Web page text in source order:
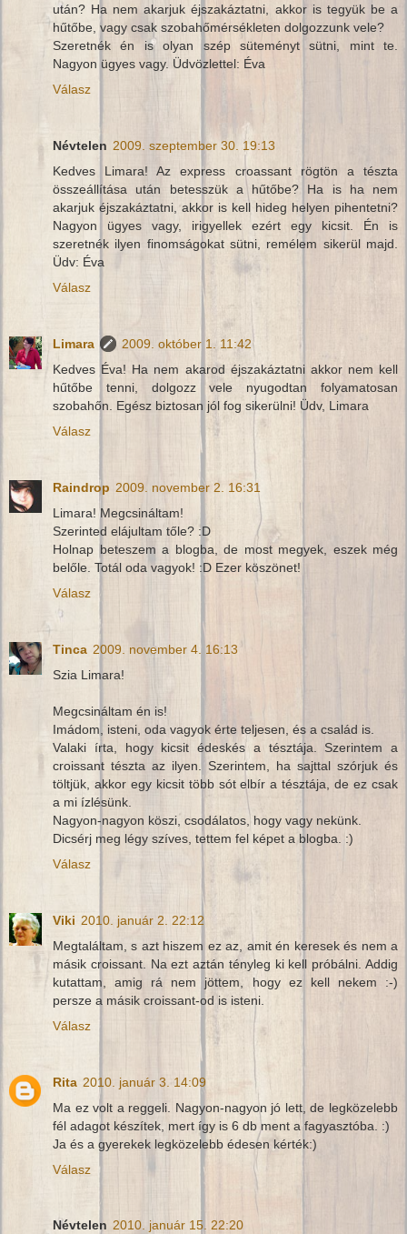
után? Ha nem akarjuk éjszakáztatni, akkor is tegyük be a
hűtőbe, vagy csak szobahőmérsékleten dolgozzunk vele?
Szeretnék én is olyan szép süteményt sütni, mint te.
Nagyon ügyes vagy. Üdvözlettel: Éva
Válasz
Névtelen 2009. szeptember 30. 19:13
Kedves Limara! Az express croassant rögtön a tészta
összeállítása után betesszük a hűtőbe? Ha is ha nem
akarjuk éjszakáztatni, akkor is kell hideg helyen pihentetni?
Nagyon ügyes vagy, irigyellek ezért egy kicsit. Én is
szeretnék ilyen finomságokat sütni, remélem sikerül majd.
Üdv: Éva
Válasz
Limara
2009. október 1. 11:42
Kedves Éva! Ha nem akarod éjszakáztatni akkor nem kell
hűtőbe tenni, dolgozz vele nyugodtan folyamatosan
szobahőn. Egész biztosan jól fog sikerülni! Üdv, Limara
Válasz
Raindrop 2009. november 2. 16:31
Limara! Megcsináltam!
Szerinted elájultam tőle? :D
Holnap beteszem a blogba, de most megyek, eszek még
belőle. Totál oda vagyok! :D Ezer köszönet!
Válasz
Tinca 2009. november 4. 16:13
Szia Limara!
Megcsináltam én is!
Imádom, isteni, oda vagyok érte teljesen, és a család is.
Valaki írta, hogy kicsit édeskés a tésztája. Szerintem a
croissant tészta az ilyen. Szerintem, ha sajttal szórjuk és
töltjük, akkor egy kicsit több sót elbír a tésztája, de ez csak
a mi ízlésünk.
Nagyon-nagyon köszi, csodálatos, hogy vagy nekünk.
Dicsérj meg légy szíves, tettem fel képet a blogba. :)
Válasz
Viki 2010. január 2. 22:12
Megtaláltam, s azt hiszem ez az, amit én keresek és nem a
másik croissant. Na ezt aztán tényleg ki kell próbálni. Addig
kutattam, amig rá nem jöttem, hogy ez kell nekem :-)
persze a másik croissant-od is isteni.
Válasz
Rita 2010. január 3. 14:09
Ma ez volt a reggeli. Nagyon-nagyon jó lett, de legközelebb
fél adagot készítek, mert így is 6 db ment a fagyasztóba. :)
Ja és a gyerekek legközelebb édesen kérték:)
Válasz
Névtelen 2010. január 15. 22:20